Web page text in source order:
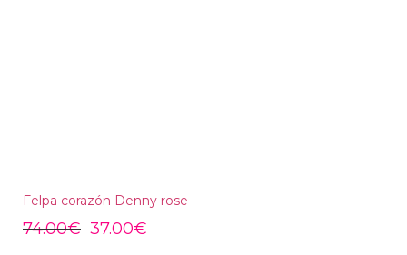
Felpa corazón Denny rose
74.00€ 37.00€